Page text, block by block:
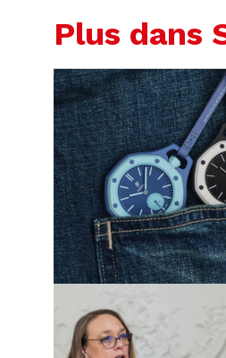
Plus dans